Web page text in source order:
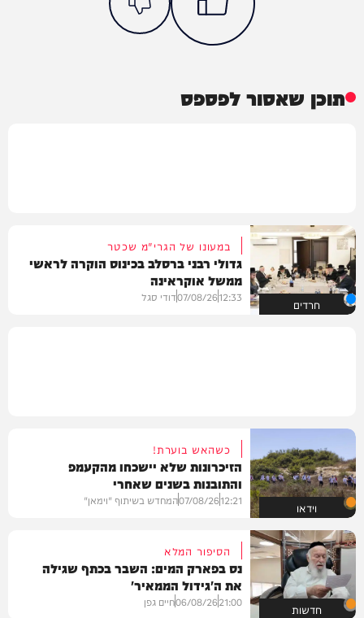
תוכן שאסור לפספס
חרדים
במעונו של הגרי"מ שכטר
גדולי רבני ברסלב בכינוס הוקרה לראשי
ממשל אוקראינה
12:33
07/08/26דודי סגל
וידאו
כשהאש בוערת!
הזיכרונות שלא יישכחו מהקעמפ
והתובנות בשנים שאחרי
12:21
07/08/26המחדש בשיתוף "וימאן"
חדשות
הסיפור המלא
נס בפארק המים: השבר בכתף שגילה
את ה'גידול הממאיר'
21:00
06/08/26חיים גפן